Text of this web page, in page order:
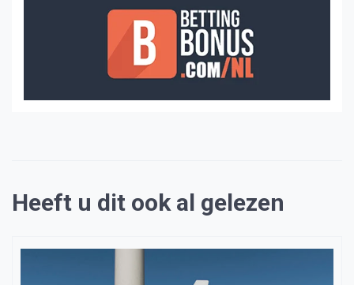
Heeft u dit ook al gelezen